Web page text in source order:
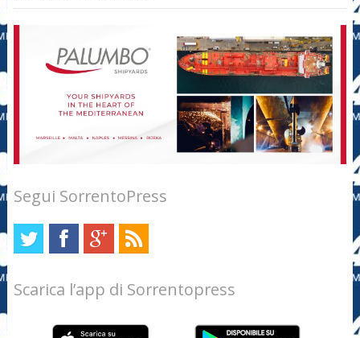
Segui SorrentoPress
Scarica l’app di Sorrentopress